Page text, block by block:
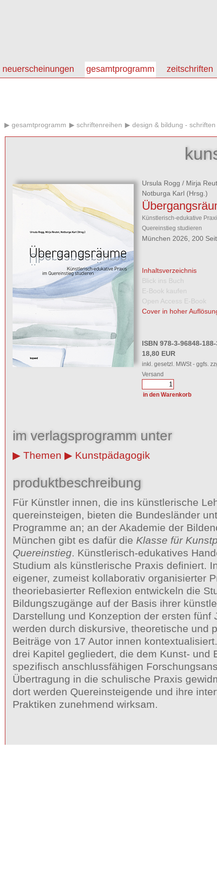
neuerscheinungen gesamtprogramm zeitschriften
gesamtprogramm schriftenreihen design & bildung -
Ursula Rogg / Mirja
Notburga Karl (Hrsg.)
Künstlerisch-edukative
Quereinstieg studieren
München 2026, 200
Inhaltsverzeichnis
Blick ins Buch
E-Book kaufen
Open Access E-Book
Cover in hoher
ISBN 978-3-96848-
18,80 EUR
inkl. gesetzl. MWSt - ggfs.
Versand
im verlagsprogramm unter
Themen Kunstpädagogik
produktbeschreibung
Für Künstler innen, die ins künstlerische
quereinsteigen, bieten die Bundesländer
Programme an; an der Akademie der
München gibt es dafür die Klasse für
Quereinstieg. Künstlerisch-edukatives
Studium als künstlerische Praxis definiert.
eigener, zumeist kollaborativ organisierter
theoriebasierter Reflexion entwickeln die
Bildungszugänge auf der Basis ihrer
Darstellung und Konzeption der ersten fünf
werden durch diskursive, theoretische und
Beiträge von 17 Autor innen
drei Kapitel gegliedert, die dem Kunst- und
spezifisch anschlussfähigen
Übertragung in die schulische Praxis
dort werden Quereinsteigende und ihre
Praktiken zunehmend wirksam.